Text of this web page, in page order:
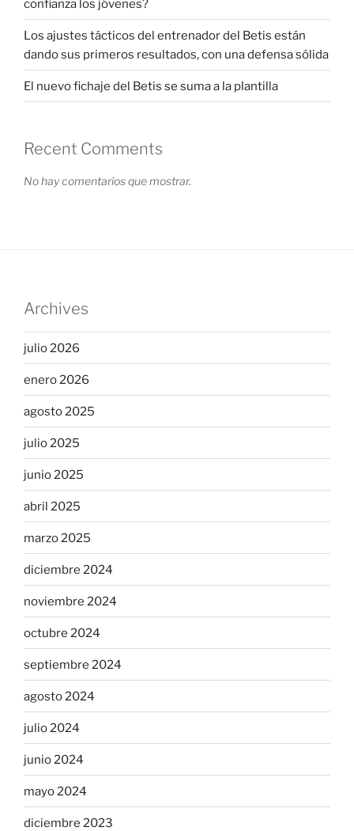
confianza los jóvenes?
Los ajustes tácticos del entrenador del Betis están
dando sus primeros resultados, con una defensa sólida
El nuevo fichaje del Betis se suma a la plantilla
Recent Comments
No hay comentarios que mostrar.
Archives
julio 2026
enero 2026
agosto 2025
julio 2025
junio 2025
abril 2025
marzo 2025
diciembre 2024
noviembre 2024
octubre 2024
septiembre 2024
agosto 2024
julio 2024
junio 2024
mayo 2024
diciembre 2023